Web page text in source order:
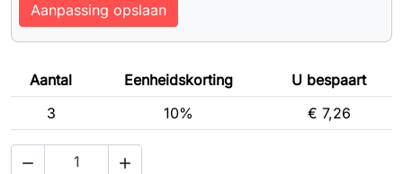
Aanpassing opslaan
Aantal Eenheidskorting
U bespaart
3
10% € 7,26
 